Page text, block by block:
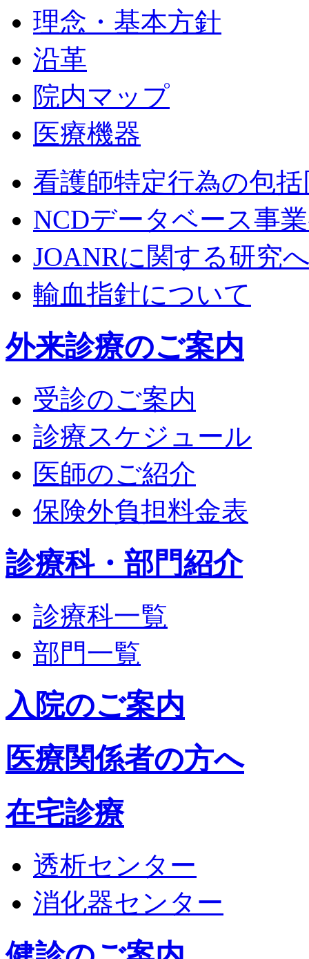
理念・基本方針
沿革
院内マップ
医療機器
看護師特定行為の包
NCDデータベース事
JOANRに関する研究
輸血指針について
外来診療のご案内
受診のご案内
診療スケジュール
医師のご紹介
保険外負担料金表
診療科・部門紹介
診療科一覧
部門一覧
入院のご案内
医療関係者の方へ
在宅診療
透析センター
消化器センター